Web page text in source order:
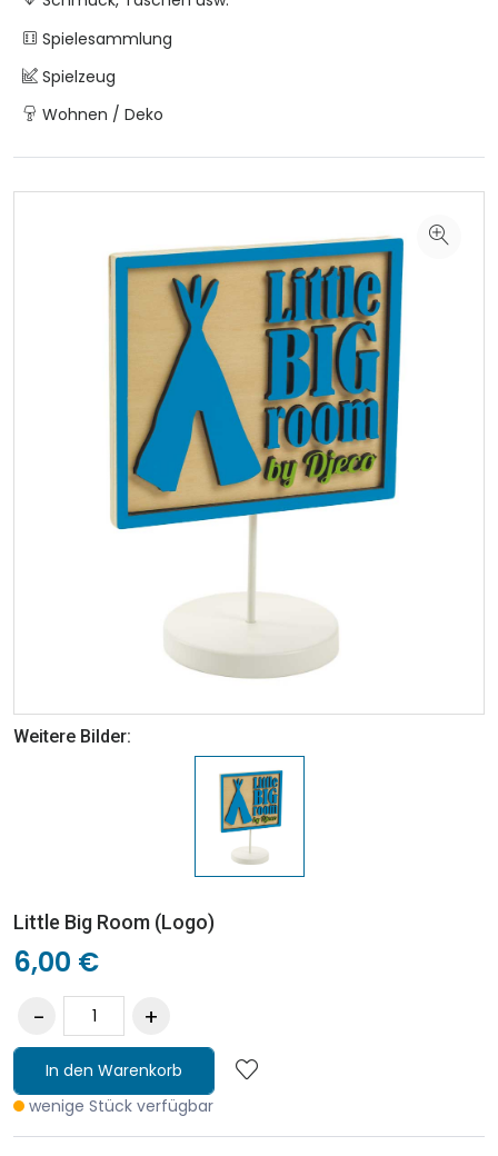
Spielesammlung
Spielzeug
Wohnen / Deko
Weitere Bilder:
Little Big Room (Logo)
6,00 €
In den Warenkorb
wenige Stück verfügbar